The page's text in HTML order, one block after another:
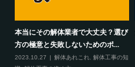
本当にその解体業者で大丈夫？選び
方の極意と失敗しないためのポ...
2023.10.27 解体あれこれ
解体工事の知